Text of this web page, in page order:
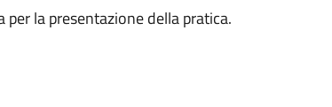
la presentazione della pratica.